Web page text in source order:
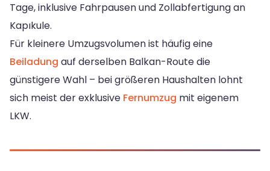
Tage, inklusive Fahrpausen und Zollabfertigung an
Kapıkule.
Für kleinere Umzugsvolumen ist häufig eine
Beiladung auf derselben Balkan-Route die
günstigere Wahl – bei größeren Haushalten lohnt
sich meist der exklusive Fernumzug mit eigenem
LKW.